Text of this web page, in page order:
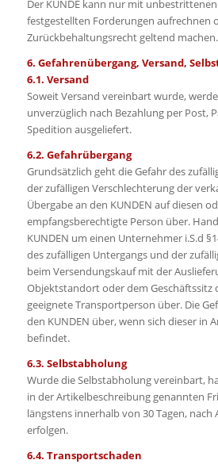
Der KUNDE kann nur mit
festgestellten Forderungen aufrechnen
Zurückbehaltungsrecht geltend machen.
6. Gefahrenübergang, Versand,
6.1. Versand
Soweit Versand vereinbart wurde,
unverzüglich nach Bezahlung per Post,
Spedition ausgeliefert.
6.2. Gefahrübergang
Grundsätzlich geht die Gefahr des
der zufälligen Verschlechterung der
Übergabe an den KUNDEN auf diesen
empfangsberechtigte Person über.
KUNDEN um einen Unternehmer i.S.d
des zufälligen Untergangs und der
beim Versendungskauf mit der
Objektstandort oder dem Geschäftssitz
geeignete Transportperson über. Die
den KUNDEN über, wenn sich dieser in
befindet.
6.3. Selbstabholung
Wurde die Selbstabholung vereinbart,
in der Artikelbeschreibung genannten
längstens innerhalb von 30 Tagen, nach
erfolgen.
6.4. Transportschaden